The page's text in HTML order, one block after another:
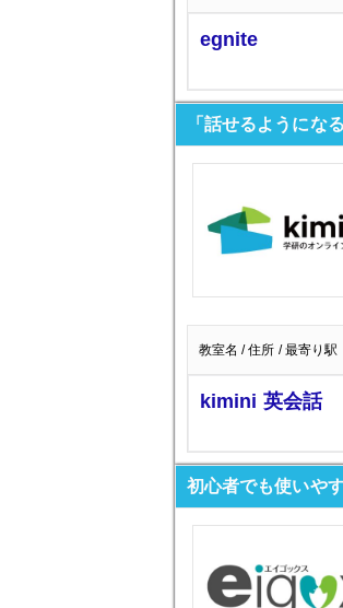
egnite
「話せるようにな
教室名 / 住所 / 最寄り駅
kimini 英会話
初心者でも使いや